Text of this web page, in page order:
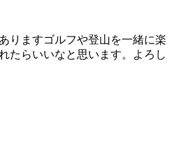
りますゴルフや登山を一緒に楽
たらいいなと思います。よろし